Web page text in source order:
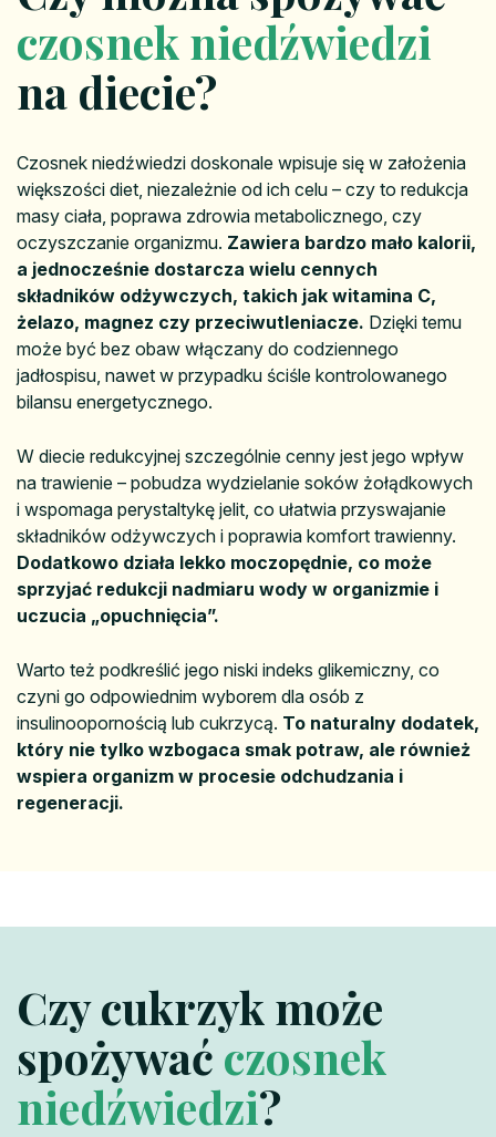
czosnek niedźwiedzi
na diecie?
Czosnek niedźwiedzi doskonale wpisuje się w założenia
większości diet, niezależnie od ich celu – czy to redukcja
masy ciała, poprawa zdrowia metabolicznego, czy
oczyszczanie organizmu. Zawiera bardzo mało kalorii,
a jednocześnie dostarcza wielu cennych
składników odżywczych, takich jak witamina C,
żelazo, magnez czy przeciwutleniacze. Dzięki temu
może być bez obaw włączany do codziennego
jadłospisu, nawet w przypadku ściśle kontrolowanego
bilansu energetycznego.
W diecie redukcyjnej szczególnie cenny jest jego wpływ
na trawienie – pobudza wydzielanie soków żołądkowych
i wspomaga perystaltykę jelit, co ułatwia przyswajanie
składników odżywczych i poprawia komfort trawienny.
Dodatkowo działa lekko moczopędnie, co może
sprzyjać redukcji nadmiaru wody w organizmie i
uczucia „opuchnięcia”.
Warto też podkreślić jego niski indeks glikemiczny, co
czyni go odpowiednim wyborem dla osób z
insulinoopornością lub cukrzycą. To naturalny dodatek,
który nie tylko wzbogaca smak potraw, ale również
wspiera organizm w procesie odchudzania i
regeneracji.
Czy cukrzyk może
spożywać czosnek
niedźwiedzi?